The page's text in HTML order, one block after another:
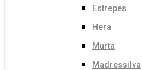
Estrepes
Hera
Murta
Madressilva